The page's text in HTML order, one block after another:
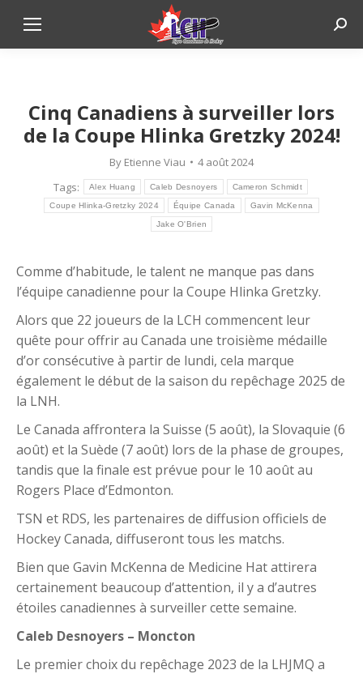
Cinq Canadiens à surveiller lors
de la Coupe Hlinka Gretzky 2024!
By Etienne Viau
4 août 2024
Tags:
Alex Huang Caleb Desnoyers Cameron Schmidt
Coupe Hlinka-Gretzky 2024 Équipe Canada Gavin McKenna
Jake O'Brien
Comme d’habitude, le talent ne manque pas dans
l’équipe canadienne pour la Coupe Hlinka Gretzky.
Alors que 22 joueurs de la LCH commencent leur
quête pour offrir au Canada une troisième médaille
d’or consécutive à partir de lundi, cela marque
également le début de la saison du repêchage 2025 de
la LNH.
Le Canada affrontera la Suisse (5 août), la Slovaquie (6
août) et la Suède (7 août) lors de la phase de groupes,
tandis que la finale est prévue pour le 10 août au
Rogers Place d’Edmonton.
TSN et RDS, les partenaires de diffusion officiels de
Hockey Canada, diffuseront tous les matchs.
Bien que Gavin McKenna de Medicine Hat attirera
certainement beaucoup d’attention, il y a d’autres
étoiles canadiennes à surveiller cette semaine.
Caleb Desnoyers – Moncton
Le premier choix du repêchage 2023 de la LHJMQ a